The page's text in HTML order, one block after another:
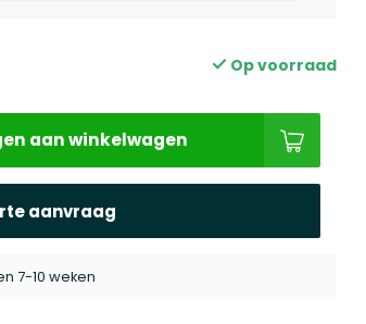
Op voorraad
aan winkelwagen
aanvraag
7-10 weken